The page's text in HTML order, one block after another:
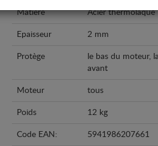
Matière Acier thermolaqué
Epaisseur 2 mm
Protège
le bas du moteur,
avant
Moteur tous
Poids 12 kg
Code EAN: 5941986207661